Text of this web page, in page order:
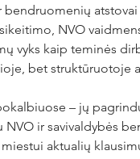
bendruomenių
NVO
vyks kaip teminės
bet struktūruotoje
– jų
NVO ir savivaldybės
aktualių